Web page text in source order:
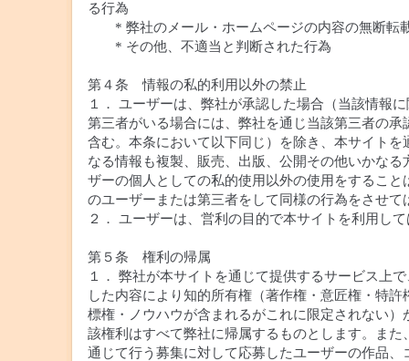
る行為
* 弊社のメール・ホームページの内容の無断転
* その他、不適当と判断された行為
第４条 情報の私的利用以外の禁止
１． ユーザーは、弊社が承認した場合（当該情報
第三者がいる場合には、弊社を通じ当該第三者の承
含む。本条において以下同じ）を除き、本サイトを
なる情報も複製、販売、出版、公開その他いかなる
ザーの個人としての私的使用以外の使用をすること
のユーザーまたは第三者をして同様の行為をさせて
２． ユーザーは、営利の目的で本サイトを利用し
第５条 権利の帰属
１． 弊社が本サイトを通じて提供するサービス上
した内容により知的所有権（著作権・意匠権・特許
標権・ノウハウが含まれるがこれに限定されない）
該権利はすべて弊社に帰属するものとします。また
通じて行う募集に対して応募したユーザーの作品、